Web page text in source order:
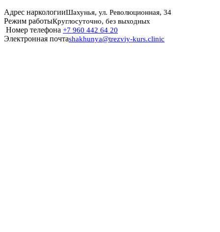
Адрес наркологииШахунья, ул. Революционная, 34
Режим работыКруглосуточно, без выходных
Номер телефона +7 960 442 64 20
Электронная почтаshakhunya@trezviy-kurs.clinic